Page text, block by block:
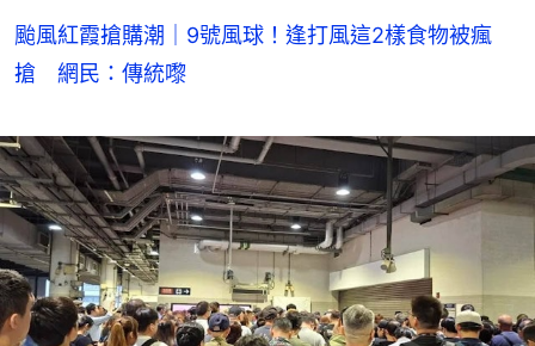
颱風紅霞搶購潮｜9號風球！逢打風這2樣食物被瘋
搶 網民：傳統嚟